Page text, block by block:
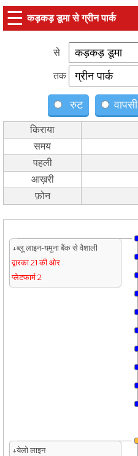
☰ कड़कड़ डूमा से ग्रीन पार्क
से
तक
रुट वापसी
किराया
समय
पहली
आख़री
फ़ोन
↓ब्लू लाइन-यमुना बैंक से वैशाली
द्वारका 21 की ओर
प्लेटफार्म 2
↓येलो लाइन